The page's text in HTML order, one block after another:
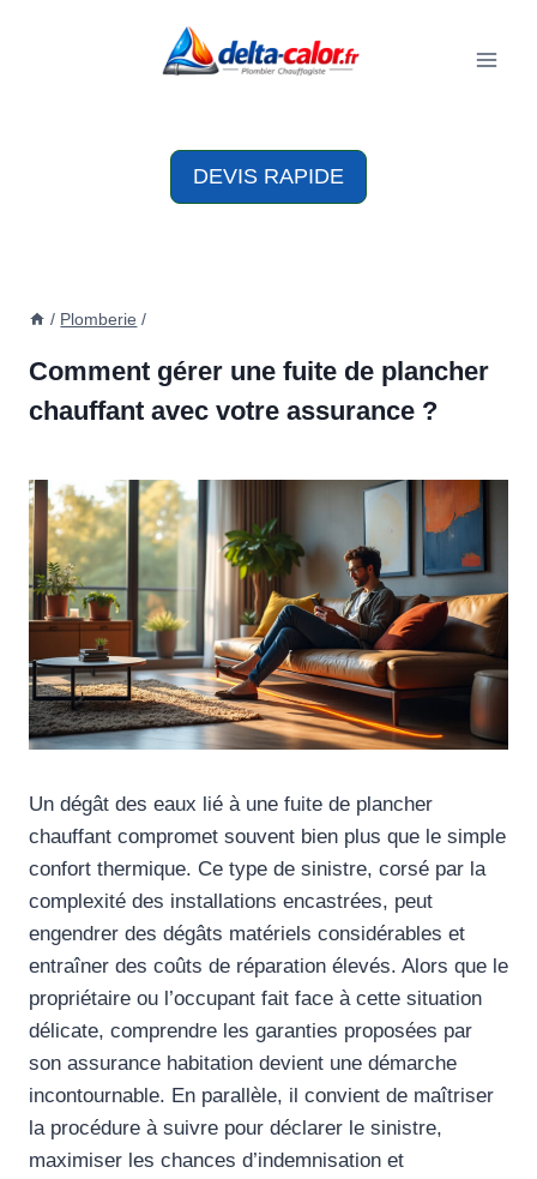
DEVIS RAPIDE
/ Plomberie /
Comment gérer une fuite de plancher
chauffant avec votre assurance ?
Un dégât des eaux lié à une fuite de plancher
chauffant compromet souvent bien plus que le simple
confort thermique. Ce type de sinistre, corsé par la
complexité des installations encastrées, peut
engendrer des dégâts matériels considérables et
entraîner des coûts de réparation élevés. Alors que le
propriétaire ou l’occupant fait face à cette situation
délicate, comprendre les garanties proposées par
son assurance habitation devient une démarche
incontournable. En parallèle, il convient de maîtriser
la procédure à suivre pour déclarer le sinistre,
maximiser les chances d’indemnisation et